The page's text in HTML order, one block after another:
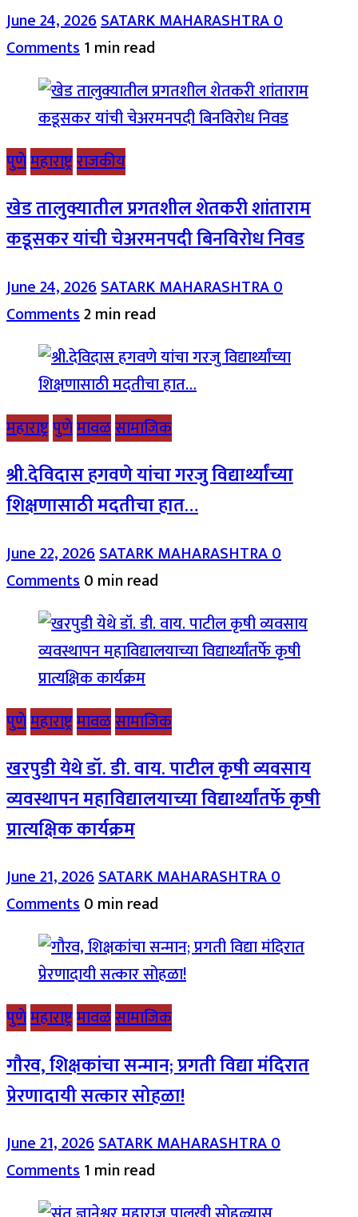
June 24, 2026SATARK MAHARASHTRA0
Comments1 min read
पुणेमहाराष्ट्रराजकीय
खेड तालुक्यातील प्रगतशील शेतकरी शांताराम
कडूसकर यांची चेअरमनपदी बिनविरोध निवड
June 24, 2026SATARK MAHARASHTRA0
Comments2 min read
महाराष्ट्रपुणेमावळसामाजिक
श्री.देविदास हगवणे यांचा गरजु विद्यार्थ्यांच्या
शिक्षणासाठी मदतीचा हात…
June 22, 2026SATARK MAHARASHTRA0
Comments0 min read
पुणेमहाराष्ट्रमावळसामाजिक
खरपुडी येथे डॉ. डी. वाय. पाटील कृषी व्यवसाय
व्यवस्थापन महाविद्यालयाच्या विद्यार्थ्यांतर्फे कृषी
प्रात्यक्षिक कार्यक्रम
June 21, 2026SATARK MAHARASHTRA0
Comments0 min read
पुणेमहाराष्ट्रमावळसामाजिक
गौरव, शिक्षकांचा सन्मान; प्रगती विद्या मंदिरात
प्रेरणादायी सत्कार सोहळा!
June 21, 2026SATARK MAHARASHTRA0
Comments1 min read